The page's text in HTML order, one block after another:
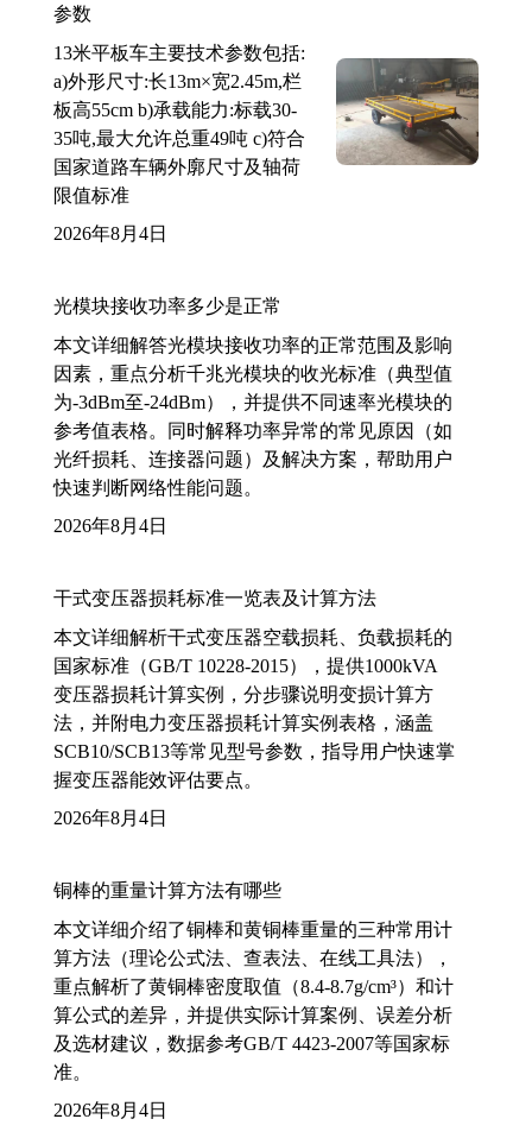
参数
13米平板车主要技术参数包括:
a)外形尺寸:长13m×宽2.45m,栏
板高55cm b)承载能力:标载30-
35吨,最大允许总重49吨 c)符合
国家道路车辆外廓尺寸及轴荷
限值标准
2026年8月4日
光模块接收功率多少是正常
本文详细解答光模块接收功率的正常范围及影响
因素，重点分析千兆光模块的收光标准（典型值
为-3dBm至-24dBm），并提供不同速率光模块的
参考值表格。同时解释功率异常的常见原因（如
光纤损耗、连接器问题）及解决方案，帮助用户
快速判断网络性能问题。
2026年8月4日
干式变压器损耗标准一览表及计算方法
本文详细解析干式变压器空载损耗、负载损耗的
国家标准（GB/T 10228-2015），提供1000kVA
变压器损耗计算实例，分步骤说明变损计算方
法，并附电力变压器损耗计算实例表格，涵盖
SCB10/SCB13等常见型号参数，指导用户快速掌
握变压器能效评估要点。
2026年8月4日
铜棒的重量计算方法有哪些
本文详细介绍了铜棒和黄铜棒重量的三种常用计
算方法（理论公式法、查表法、在线工具法），
重点解析了黄铜棒密度取值（8.4-8.7g/cm³）和计
算公式的差异，并提供实际计算案例、误差分析
及选材建议，数据参考GB/T 4423-2007等国家标
准。
2026年8月4日